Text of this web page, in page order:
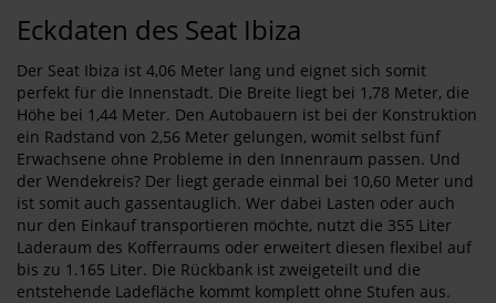
Eckdaten des Seat Ibiza
Der Seat Ibiza ist 4,06 Meter lang und eignet sich somit
perfekt für die Innenstadt. Die Breite liegt bei 1,78 Meter, die
Höhe bei 1,44 Meter. Den Autobauern ist bei der Konstruktion
ein Radstand von 2,56 Meter gelungen, womit selbst fünf
Erwachsene ohne Probleme in den Innenraum passen. Und
der Wendekreis? Der liegt gerade einmal bei 10,60 Meter und
ist somit auch gassentauglich. Wer dabei Lasten oder auch
nur den Einkauf transportieren möchte, nutzt die 355 Liter
Laderaum des Kofferraums oder erweitert diesen flexibel auf
bis zu 1.165 Liter. Die Rückbank ist zweigeteilt und die
entstehende Ladefläche kommt komplett ohne Stufen aus.